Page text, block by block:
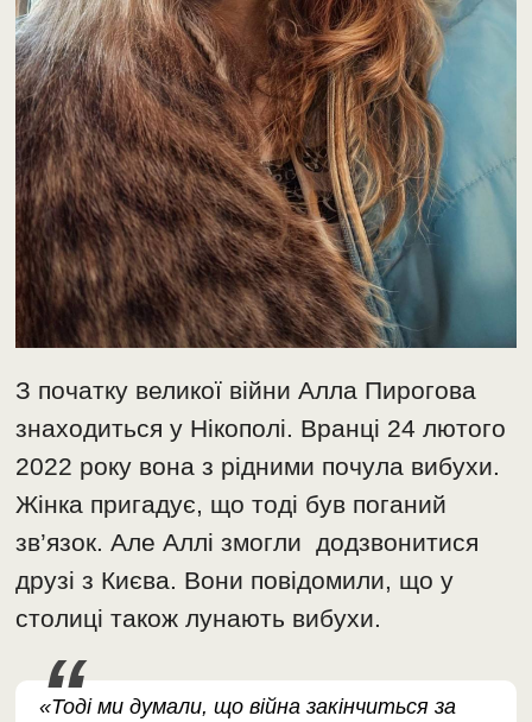
З початку великої війни Алла Пирогова
знаходиться у Нікополі. Вранці 24 лютого
2022 року вона з рідними почула вибухи.
Жінка пригадує, що тоді був поганий
зв’язок. Але Аллі змогли додзвонитися
друзі з Києва. Вони повідомили, що у
столиці також лунають вибухи.
«Тоді ми думали, що війна закінчиться за